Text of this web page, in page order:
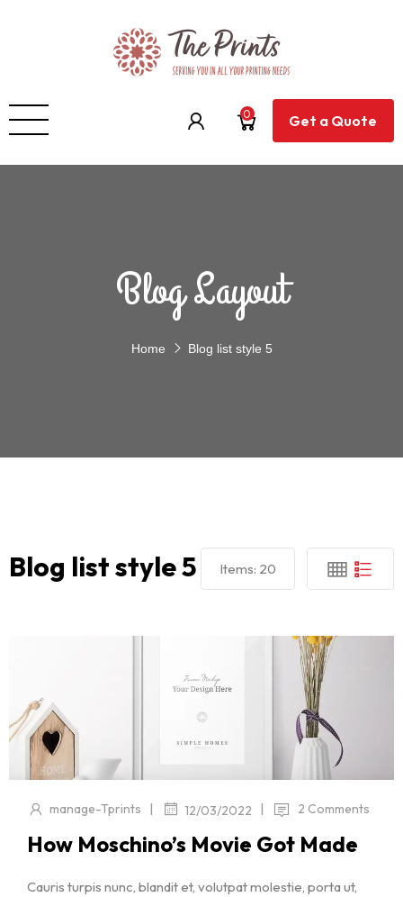
0 Get a Quote
Blog Layout
Home Blog list style 5
Blog list style 5 Items: 20
manage-Tprints | 12/03/2022 | 2 Comments
How Moschino’s Movie Got Made
Cauris turpis nunc, blandit et, volutpat molestie, porta ut,